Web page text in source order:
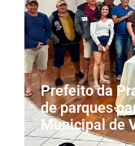
Prefeito da
de parques
Municipal de